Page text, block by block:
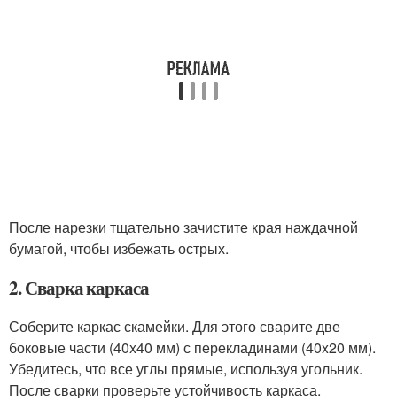
После нарезки тщательно зачистите края наждачной
бумагой, чтобы избежать острых.
2. Сварка каркаса
Соберите каркас скамейки. Для этого сварите две
боковые части (40x40 мм) с перекладинами (40x20 мм).
Убедитесь, что все углы прямые, используя угольник.
После сварки проверьте устойчивость каркаса.